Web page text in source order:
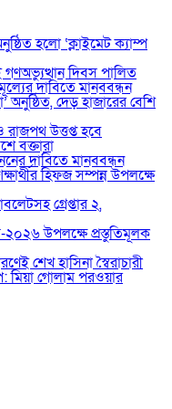
হলো ‘ক্লাইমেট ক্যাম্প
গণঅভ্যুত্থান দিবস পালিত
দাবিতে মানববন্ধন
অনুষ্ঠিত, দেড় হাজারের বেশি
উত্তপ্ত হবে
বক্তারা
দাবিতে মানববন্ধন
হিফজ সম্পন্ন উপলক্ষে
গ্রেপ্তার ২,
২০২৬ উপলক্ষে প্রস্তুতিমূলক
শেখ হাসিনা স্বৈরাচারী
মিয়া গোলাম পরওয়ার